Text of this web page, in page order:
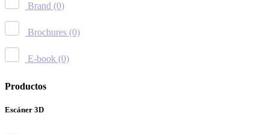
Brand (0)
Brochures (0)
E-book (0)
Productos
Escáner 3D